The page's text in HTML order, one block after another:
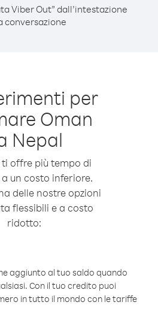
Viber Out” dall’intestazione
conversazione
per
Oman
Nepal
ti offre più tempo di
un costo inferiore.
delle nostre opzioni
flessibili e a costo
ridotto:
aggiunto al tuo saldo quando
Con il tuo credito puoi
in tutto il mondo con le tariffe